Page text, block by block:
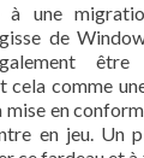
à une
de
être
cela comme
en
en jeu. Un